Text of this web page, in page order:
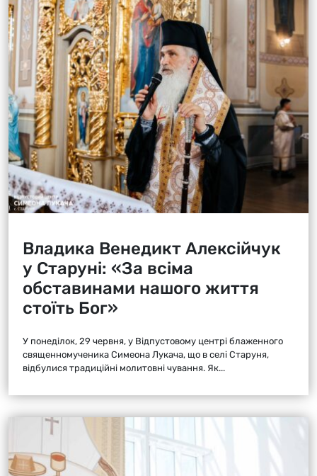
Владика Венедикт Алексійчук
у Старуні: «За всіма
обставинами нашого життя
стоїть Бог»
У понеділок, 29 червня, у Відпустовому центрі блаженного
священномученика Симеона Лукача, що в селі Старуня,
відбулися традиційні молитовні чування. Як...